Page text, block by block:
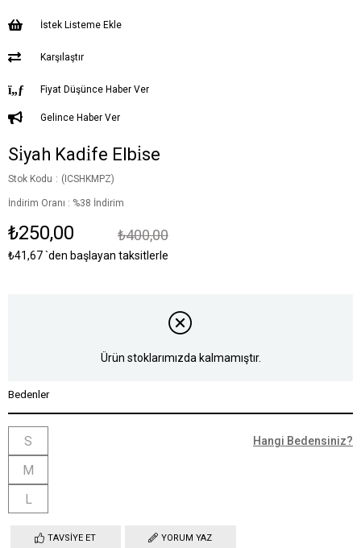
İstek Listeme Ekle
Karşılaştır
Fiyat Düşünce Haber Ver
Gelince Haber Ver
Si̇yah Kadi̇fe Elbi̇se
Stok Kodu (ICSHKMPZ)
İndirim Oranı : %38 İndirim
₺400,00
₺250,00
₺41,67`den başlayan taksitlerle
Ürün stoklarımızda kalmamıştır.
Bedenler
S
M
L
Hangi Bedensiniz?
TAVSIYE ET YORUM YAZ